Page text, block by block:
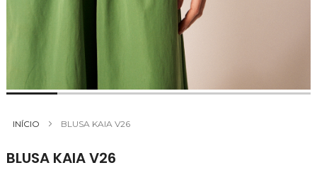
INÍCIO BLUSA KAIA V26
BLUSA KAIA V26
para
da